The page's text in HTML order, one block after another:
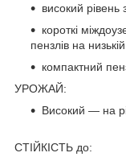
високий
короткі
пензлів на
компактний
УРОЖАЙ:
Високий — на
СТІЙКІСТЬ до: